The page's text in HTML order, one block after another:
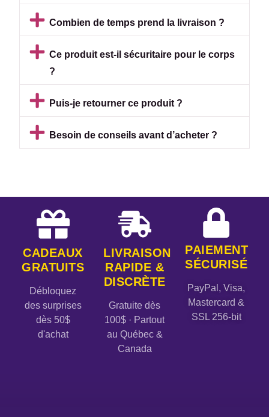
Combien de temps prend la livraison ?
Ce produit est-il sécuritaire pour le corps
?
Puis-je retourner ce produit ?
Besoin de conseils avant d’acheter ?
CADEAUX
GRATUITS
Débloquez
des surprises
dès 50$
d'achat
LIVRAISON
RAPIDE &
DISCRÈTE
Gratuite dès
100$ · Partout
au Québec &
Canada
PAIEMENT
SÉCURISÉ
PayPal, Visa,
Mastercard &
SSL 256-bit